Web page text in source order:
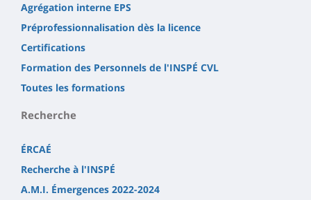
Agrégation interne EPS
Préprofessionnalisation dès la licence
Certifications
Formation des Personnels de l'INSPÉ CVL
Toutes les formations
Recherche
ÉRCAÉ
Recherche à l'INSPÉ
A.M.I. Émergences 2022-2024